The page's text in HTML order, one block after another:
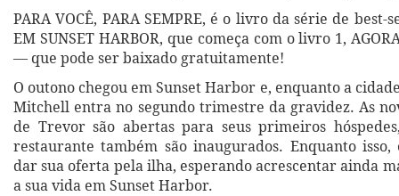
PARA VOCÊ, PARA SEMPRE, é o livro da série de best-
EM SUNSET HARBOR, que começa com o livro 1,
— que pode ser baixado gratuitamente!
O outono chegou em Sunset Harbor e, enquanto a
Mitchell entra no segundo trimestre da gravidez. As
de Trevor são abertas para seus primeiros
restaurante também são inaugurados. Enquanto
dar sua oferta pela ilha, esperando acrescentar ainda
a sua vida em Sunset Harbor.